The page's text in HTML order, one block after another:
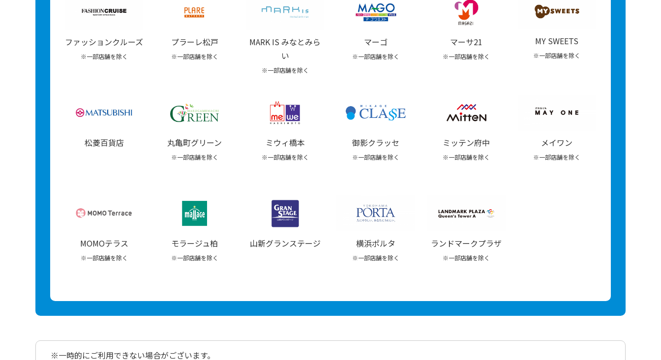
ファッションクルーズ
※一部店舗を除く
プラーレ松戸
※一部店舗を除く
MARK IS みなとみら
い
※一部店舗を除く
マーゴ
※一部店舗を除く
マーサ21
※一部店舗を除く
MY SWEETS
※一部店舗を除く
松菱百貨店 丸亀町グリーン
※一部店舗を除く
ミウィ橋本
※一部店舗を除く
御影クラッセ
※一部店舗を除く
ミッテン府中
※一部店舗を除く
メイワン
※一部店舗を除く
MOMOテラス
※一部店舗を除く
モラージュ柏
※一部店舗を除く
山新グランステージ 横浜ポルタ
※一部店舗を除く
ランドマークプラザ
※一部店舗を除く
※一時的にご利用できない場合がございます。